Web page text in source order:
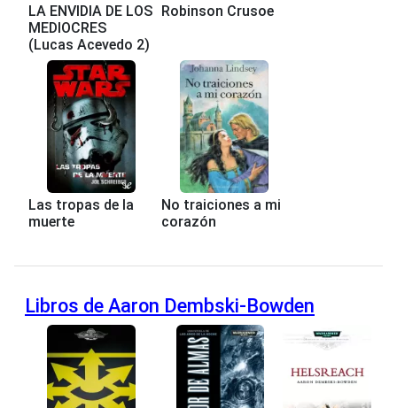
LA ENVIDIA DE LOS
MEDIOCRES
(Lucas Acevedo 2)
Robinson Crusoe
Las tropas de la
muerte
No traiciones a mi
corazón
Libros de Aaron Dembski-Bowden